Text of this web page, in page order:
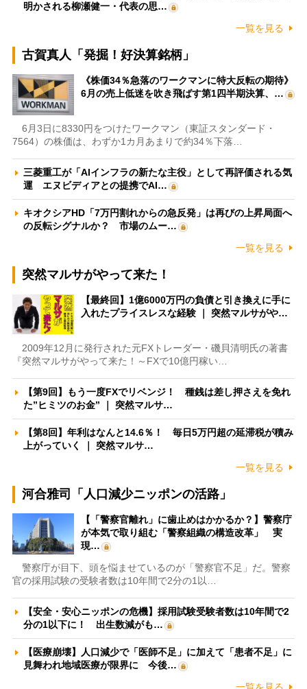
明かされる柳瀬健一・代表の思…
一覧を見る
古賀真人「発掘！好決算銘柄」
《株価34％急落のワークマンに特大反転の期待》
6月の売上低迷を吹き飛ばす第1四半期決算、…
6月3日に8330円をつけたワークマン（東証スタンダード・
7564）の株価は、わずか1カ月あまりで約34％下落…
三菱重工が「AIインフラの新たな主役」として再評価される気
運 エヌビディアとの提携でAI…
キオクシアHD「7万円割れからの急反発」は再びの上昇局面へ
の反転シグナルか？ 市場のムー…
一覧を見る
突然マルサがやって来た！
【最終回】1億6000万円の負債と引き換えに手に
入れたプライスレスな経験 ｜ 突然マルサがや…
2009年12月に発行された元FXトレーダー・磯貝清明氏の著書
『突然マルサがやって来た！～FXで10億円稼い…
【第9回】もう一度FXでリベンジ！ 種銭は差し押さえを免れ
た”ヒミツのお金” ｜ 突然マルサ…
【第8回】年利はなんと14.6％！ 毎日5万円超の延滞税が積み
上がっていく ｜ 突然マルサ…
一覧を見る
河合雅司「人口減少ニッポンの活路」
【「警察官離れ」に歯止めはかかるか？】警察庁
が本気で取り組む「警察組織の構造改革」 実
現…
警察庁が目下、頭を悩ませているのが「警察官不足」だ。警察
官の採用試験の受験者数は10年間で2分の1以…
【安全・安心ニッポンの危機】採用試験受験者数は10年間で2
分の1以下に！ 出生数減がも…
【医療崩壊】人口減少で「医師不足」に加えて「患者不足」に
見舞われ地域医療が限界に 今後…